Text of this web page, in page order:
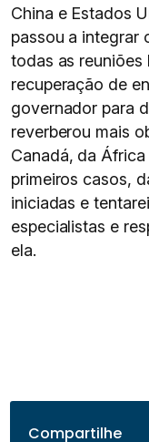
China e Estados
passou a integrar
todas as reuniões
recuperação de
governador para
reverberou mais
Canadá, da
primeiros casos,
iniciadas e
especialistas e
ela.
Compartilhe